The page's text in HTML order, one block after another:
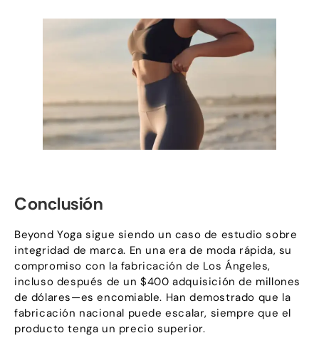
Conclusión
Beyond Yoga sigue siendo un caso de estudio sobre
integridad de marca. En una era de moda rápida, su
compromiso con la fabricación de Los Ángeles,
incluso después de un $400 adquisición de millones
de dólares—es encomiable. Han demostrado que la
fabricación nacional puede escalar, siempre que el
producto tenga un precio superior.